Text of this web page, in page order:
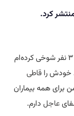
کرد.
خوب نیست یک نفر نخود هر آش باشد! من با ۳ نفر شوخی کرده‌ام
خودش را قاطی
برای همه بیماران
عاجل دارم.